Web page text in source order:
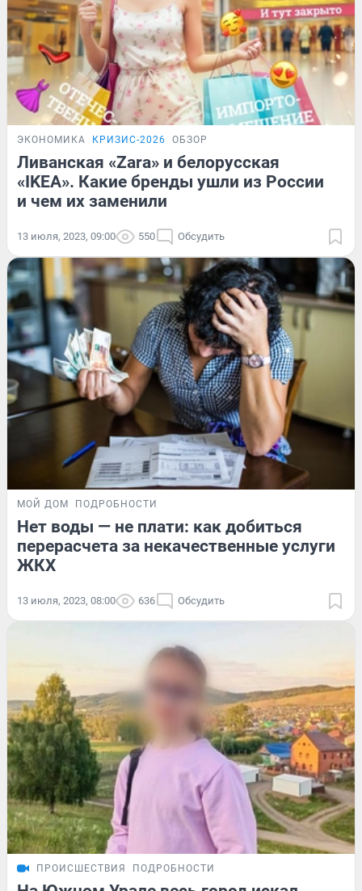
ЭКОНОМИКА КРИЗИС-2026 ОБЗОР
Ливанская «Zara» и белорусская
«IKEA». Какие бренды ушли из России
и чем их заменили
13 июля, 2023, 09:00 550 Обсудить
МОЙ ДОМ ПОДРОБНОСТИ
Нет воды — не плати: как добиться
перерасчета за некачественные услуги
ЖКХ
13 июля, 2023, 08:00 636 Обсудить
ПРОИСШЕСТВИЯ ПОДРОБНОСТИ